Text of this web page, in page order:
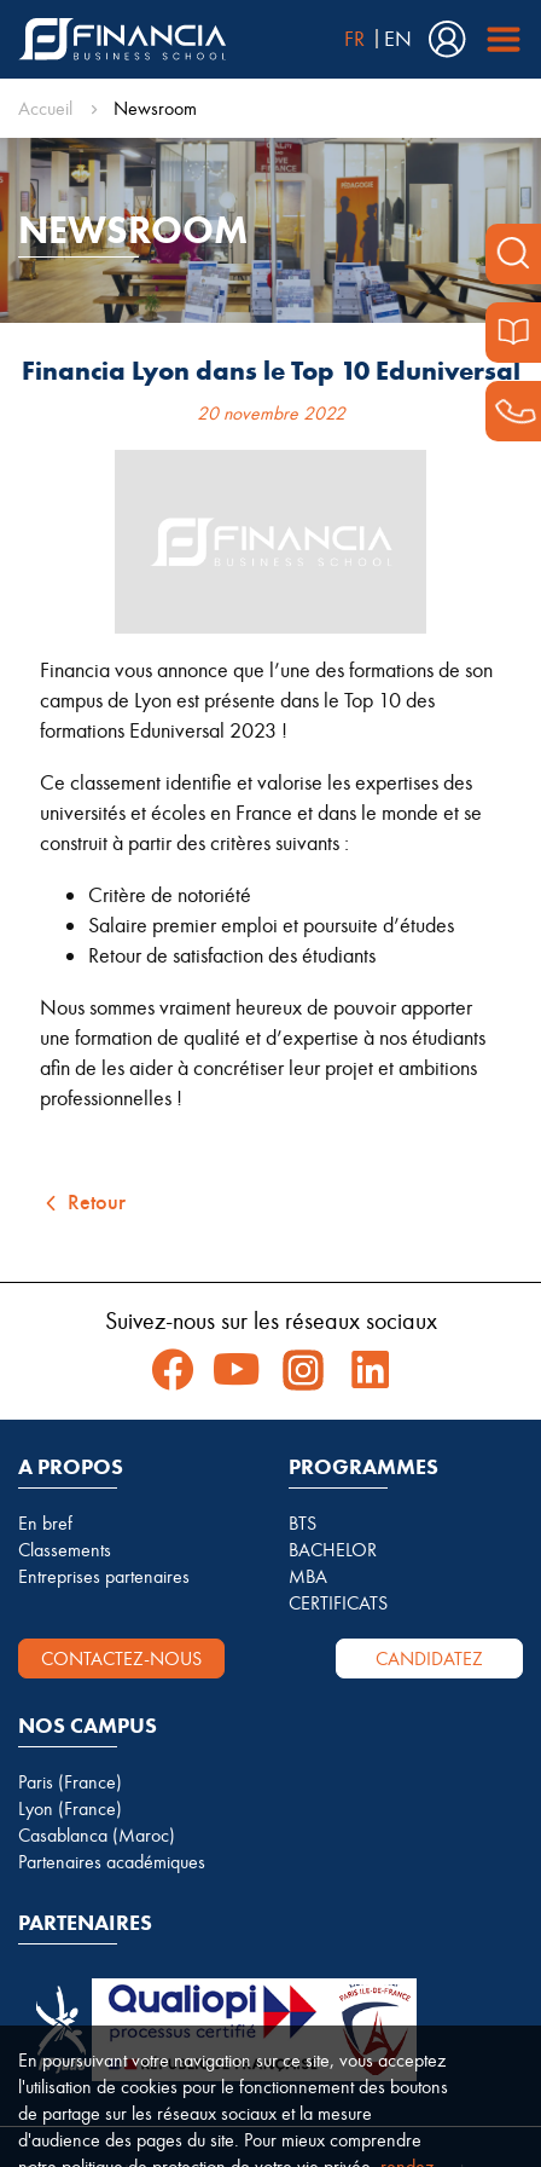
FR EN
Accueil Newsroom
NEWSROOM
Financia Lyon dans le Top 10 Eduniversal
20 novembre 2022
Financia vous annonce que l’une des formations de son
campus de Lyon est présente dans le Top 10 des
formations Eduniversal 2023 !
Ce classement identifie et valorise les expertises des
universités et écoles en France et dans le monde et se
construit à partir des critères suivants :
Critère de notoriété
Salaire premier emploi et poursuite d’études
Retour de satisfaction des étudiants
Nous sommes vraiment heureux de pouvoir apporter
une formation de qualité et d’expertise à nos étudiants
afin de les aider à concrétiser leur projet et ambitions
professionnelles !
Retour
Suivez-nous sur les réseaux sociaux
A PROPOS
En bref
Classements
Entreprises partenaires
PROGRAMMES
BTS
BACHELOR
MBA
CERTIFICATS
CONTACTEZ-NOUS CANDIDATEZ
NOS CAMPUS
Paris (France)
Lyon (France)
Casablanca (Maroc)
Partenaires académiques
PARTENAIRES
En poursuivant votre navigation sur ce site, vous acceptez
l'utilisation de cookies pour le fonctionnement des boutons
de partage sur les réseaux sociaux et la mesure
d'audience des pages du site. Pour mieux comprendre